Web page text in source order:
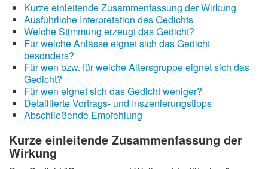
Kurze einleitende Zusammenfassung der Wirkung
Ausführliche Interpretation des Gedichts
Welche Stimmung erzeugt das Gedicht?
Für welche Anlässe eignet sich das Gedicht
besonders?
Für wen bzw. für welche Altersgruppe eignet sich das
Gedicht?
Für wen eignet sich das Gedicht weniger?
Detaillierte Vortrags- und Inszenierungstipps
Abschließende Empfehlung
Kurze einleitende Zusammenfassung der
Wirkung